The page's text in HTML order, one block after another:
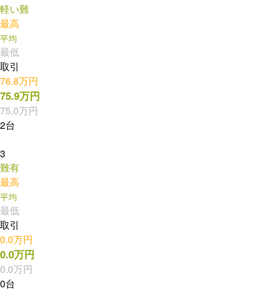
軽い難
最高
平均
最低
取引
76.8万円
75.9万円
75.0万円
2台
3
難有
最高
平均
最低
取引
0.0万円
0.0万円
0.0万円
0台